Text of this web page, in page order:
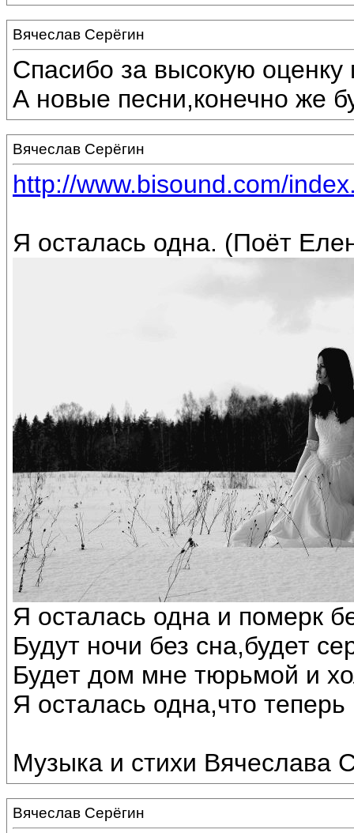
Вячеслав Серёгин
Спасибо за высокую оценку
А новые песни,конечно же
Вячеслав Серёгин
http://www.bisound.com/
Я осталась одна. (Поёт
Я осталась одна и померк
Будут ночи без сна,будет
Будет дом мне тюрьмой и
Я осталась одна,что теперь
Музыка и стихи Вячеслава
Вячеслав Серёгин